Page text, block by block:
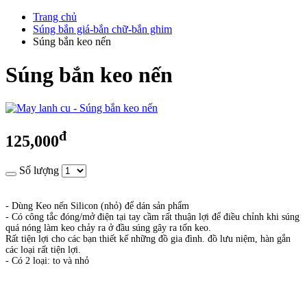
Trang chủ
Súng bắn giá-bắn chữ-bắn ghim
Súng bắn keo nến
Súng bắn keo nến
125,000đ
Số lượng
- Dùng Keo nến Silicon (nhỏ) để dán sản phẩm
- Có công tắc đóng/mở điện tại tay cầm rất thuận lợi để điều chỉnh khi súng
quá nóng làm keo chảy ra ở đầu súng gây ra tốn keo.
Rất tiện lợi cho các bạn thiết kế những đồ gia đình. đồ lưu niệm, hàn gắn
các loại rất tiện lợi.
- Có 2 loại: to và nhỏ